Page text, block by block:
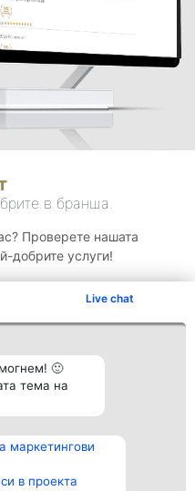
Live chat
🙂
тема на
маркетингови
в проекта
в бранша.
Проверете нашата
добрите услуги!
Контакти